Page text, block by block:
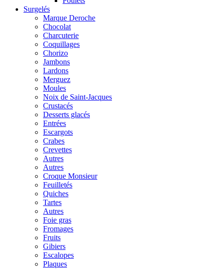
Surgelés
Marque Deroche
Chocolat
Charcuterie
Coquillages
Chorizo
Jambons
Lardons
Merguez
Moules
Noix de Saint-Jacques
Crustacés
Desserts glacés
Entrées
Escargots
Crabes
Crevettes
Autres
Autres
Croque Monsieur
Feuilletés
Quiches
Tartes
Autres
Foie gras
Fromages
Fruits
Gibiers
Escalopes
Plaques